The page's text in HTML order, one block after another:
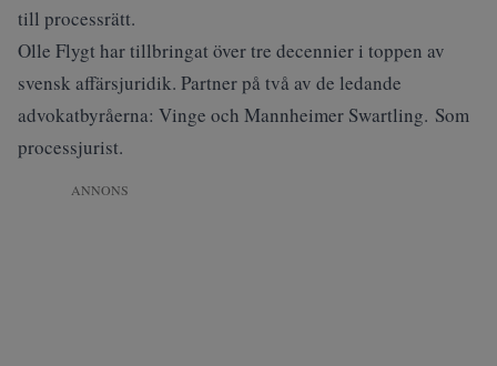
till processrätt.
Olle Flygt har tillbringat över tre decennier i toppen av
svensk affärsjuridik. Partner på två av de ledande
advokatbyråerna: Vinge och Mannheimer Swartling. Som
processjurist.
ANNONS